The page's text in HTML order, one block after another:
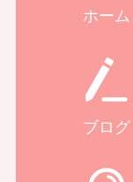
ホーム
ブログ